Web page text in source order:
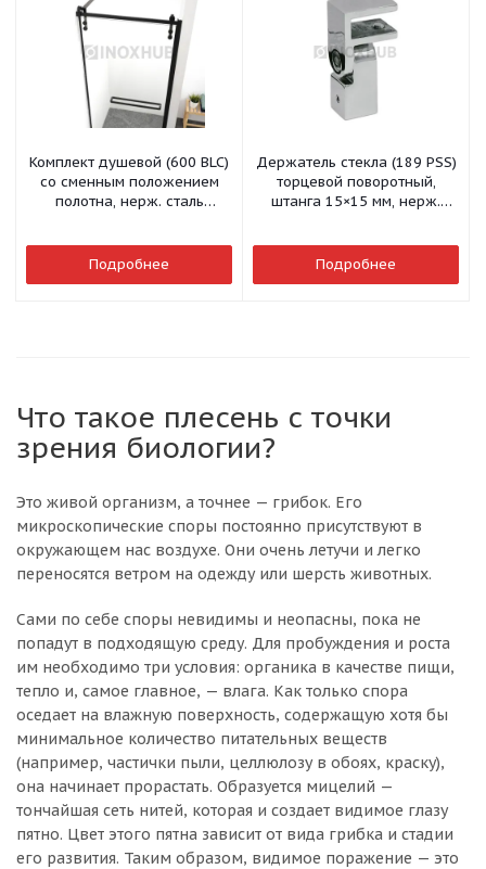
Комплект душевой (600 BLC)
со сменным положением
полотна, нерж. сталь
Подробнее
Держатель стекла (189 PSS)
торцевой поворотный,
штанга 15×15 мм, нерж.
Подробнее
Что такое плесень с точки
зрения биологии?
Это живой организм, а точнее — грибок. Его
микроскопические споры постоянно присутствуют в
окружающем нас воздухе. Они очень летучи и легко
переносятся ветром на одежду или шерсть животных.
Сами по себе споры невидимы и неопасны, пока не
попадут в подходящую среду. Для пробуждения и роста
им необходимо три условия: органика в качестве пищи,
тепло и, самое главное, — влага. Как только спора
оседает на влажную поверхность, содержащую хотя бы
минимальное количество питательных веществ
(например, частички пыли, целлюлозу в обоях, краску),
она начинает прорастать. Образуется мицелий —
тончайшая сеть нитей, которая и создает видимое глазу
пятно. Цвет этого пятна зависит от вида грибка и стадии
его развития. Таким образом, видимое поражение — это